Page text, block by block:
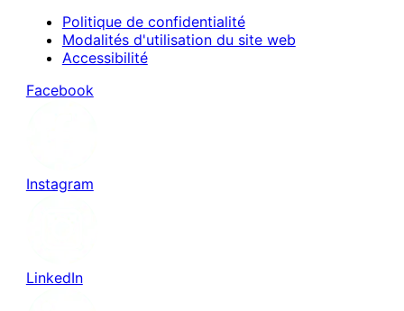
Politique de confidentialité
Modalités d'utilisation du site web
Accessibilité
Facebook
Instagram
LinkedIn